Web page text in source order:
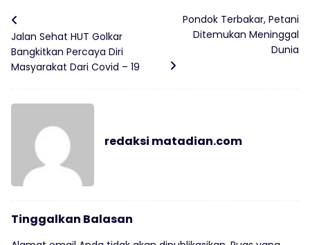
Jalan Sehat HUT Golkar
Bangkitkan Percaya Diri
Masyarakat Dari Covid – 19
Pondok Terbakar, Petani
Ditemukan Meninggal
Dunia
redaksi matadian.com
Tinggalkan Balasan